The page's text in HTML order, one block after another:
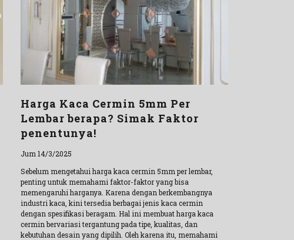
Harga Kaca Cermin 5mm Per
Lembar berapa? Simak Faktor
penentunya!
Jum 14/3/2025
Sebelum mengetahui harga kaca cermin 5mm per lembar,
penting untuk memahami faktor-faktor yang bisa
memengaruhi harganya. Karena dengan berkembangnya
industri kaca, kini tersedia berbagai jenis kaca cermin
dengan spesifikasi beragam. Hal ini membuat harga kaca
cermin bervariasi tergantung pada tipe, kualitas, dan
kebutuhan desain yang dipilih. Oleh karena itu, memahami